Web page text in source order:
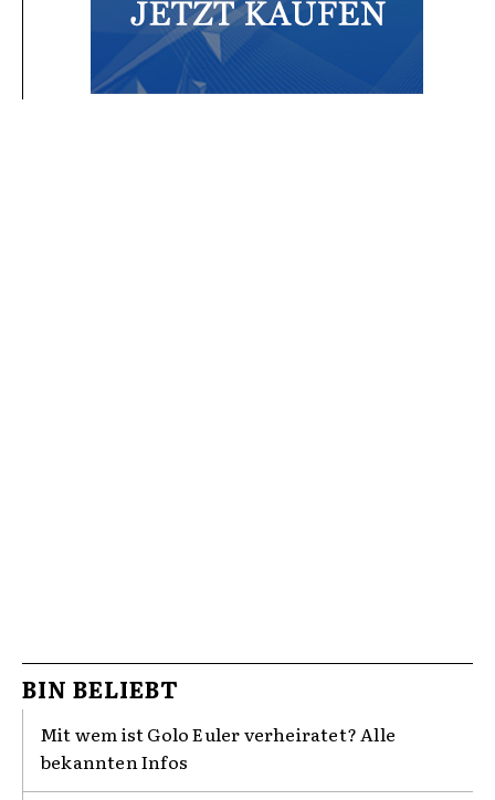
BIN BELIEBT
Mit wem ist Golo Euler verheiratet? Alle
bekannten Infos